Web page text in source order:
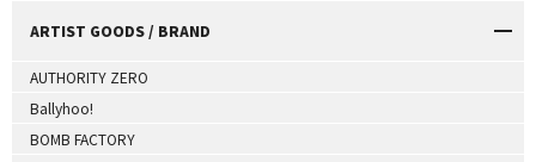
ARTIST GOODS / BRAND
AUTHORITY ZERO
Ballyhoo!
BOMB FACTORY